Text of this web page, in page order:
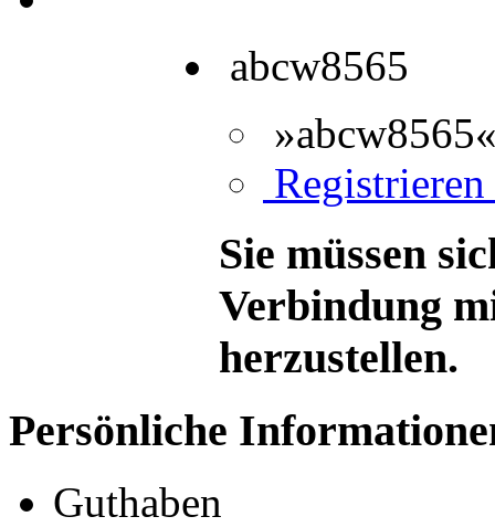
abcw8565
Sie müssen
Verbindung
herzustellen.
Persönliche
Guthaben